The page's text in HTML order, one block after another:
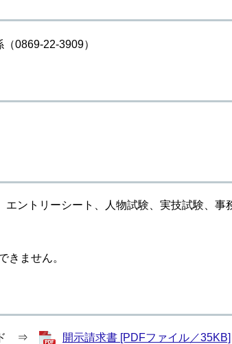
0869-22-3909）
エントリーシート、人物試験、実技試験、事
きません。
ド ⇒ 開示請求書 [PDFファイル／35KB]